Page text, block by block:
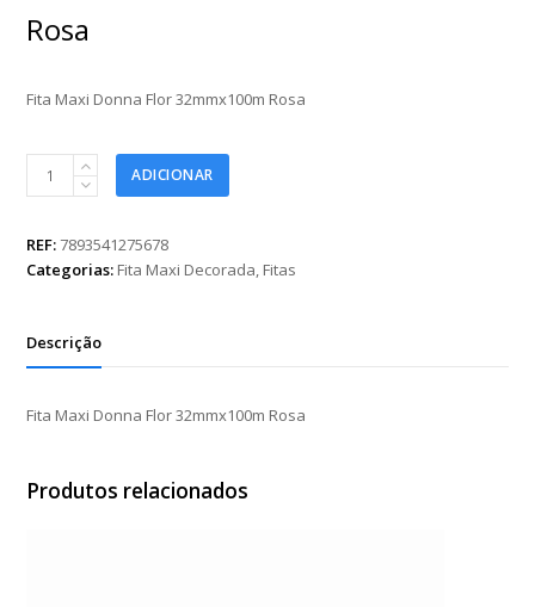
Rosa
Fita Maxi Donna Flor 32mmx100m Rosa
Flor
32mmx100m
ADICIONAR
REF:7893541275678
Categorias: Fita Maxi Decorada, Fitas
Descrição
Fita Maxi Donna Flor 32mmx100m Rosa
Produtos relacionados